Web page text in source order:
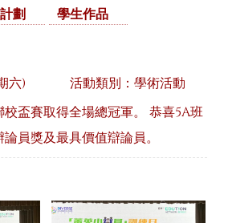
劃
學生作品
六)
活動類別：學術活動
盃賽取得全場總冠軍。 恭喜5A班
員獎及最具價值辯論員。